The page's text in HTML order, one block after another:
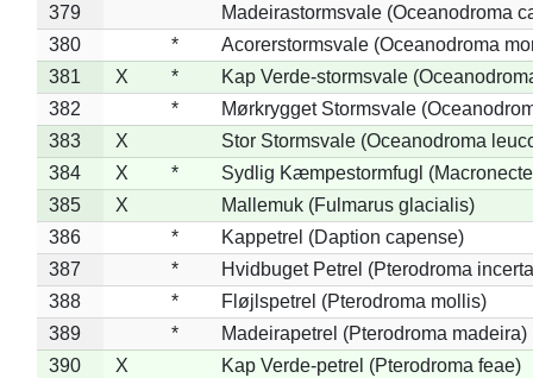
379
Madeirastormsvale (Oceanodroma
380
*
Acorerstormsvale (Oceanodroma
381
X *
Kap Verde-stormsvale
382
*
Mørkrygget Stormsvale
383
X
Stor Stormsvale (Oceanodroma
384
X *
Sydlig Kæmpestormfugl
385
X
Mallemuk (Fulmarus glacialis)
386
*
Kappetrel (Daption capense)
387
*
Hvidbuget Petrel (Pterodroma
388
*
Fløjlspetrel (Pterodroma mollis)
389
*
Madeirapetrel (Pterodroma madeira)
390
X
Kap Verde-petrel (Pterodroma feae)